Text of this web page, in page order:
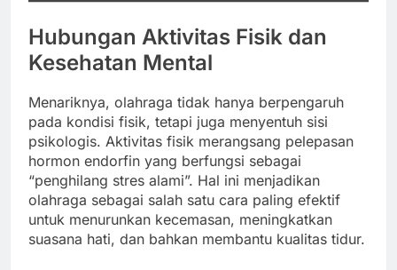
Hubungan Aktivitas Fisik dan
Kesehatan Mental
Menariknya, olahraga tidak hanya berpengaruh
pada kondisi fisik, tetapi juga menyentuh sisi
psikologis. Aktivitas fisik merangsang pelepasan
hormon endorfin yang berfungsi sebagai
“penghilang stres alami”. Hal ini menjadikan
olahraga sebagai salah satu cara paling efektif
untuk menurunkan kecemasan, meningkatkan
suasana hati, dan bahkan membantu kualitas tidur.